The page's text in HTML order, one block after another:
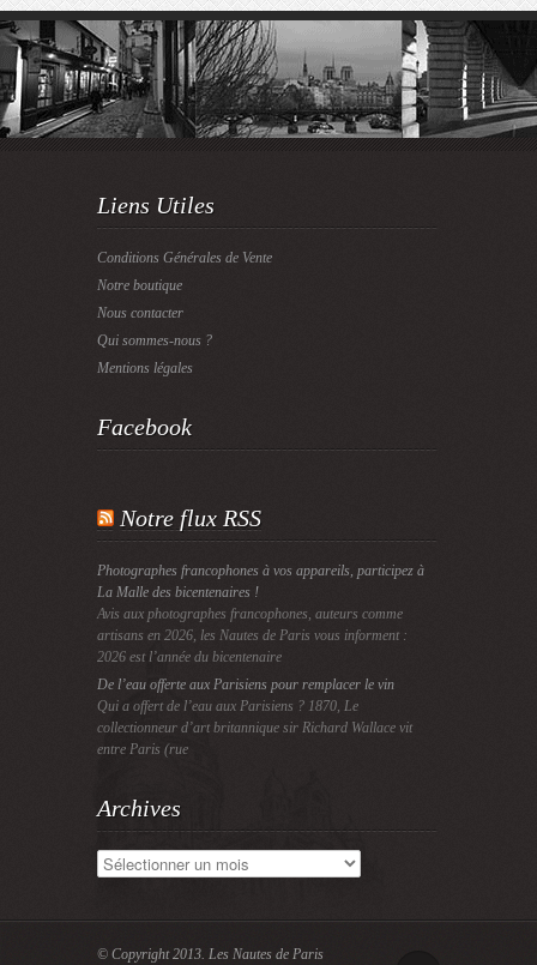
Liens Utiles
Conditions Générales de Vente
Notre boutique
Nous contacter
Qui sommes-nous ?
Mentions légales
Facebook
Notre flux RSS
Photographes francophones à vos appareils, participez à
La Malle des bicentenaires !
Avis aux photographes francophones, auteurs comme
artisans en 2026, les Nautes de Paris vous informent :
2026 est l’année du bicentenaire
De l’eau offerte aux Parisiens pour remplacer le vin
Qui a offert de l’eau aux Parisiens ? 1870, Le
collectionneur d’art britannique sir Richard Wallace vit
entre Paris (rue
Archives
Archives
© Copyright 2013. Les Nautes de Paris